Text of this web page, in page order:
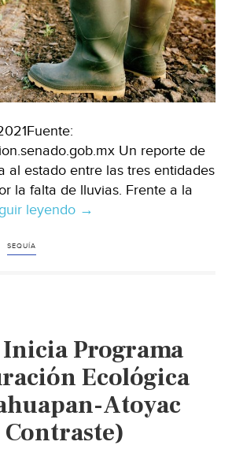
Un reporte de
al estado entre las tres entidades
la falta de lluvias. Frente a la
leyendo Ante
en
el
Programa
Sembrando
Vida
→
SEQUÍA
Programa
Ecológica
Atoyac